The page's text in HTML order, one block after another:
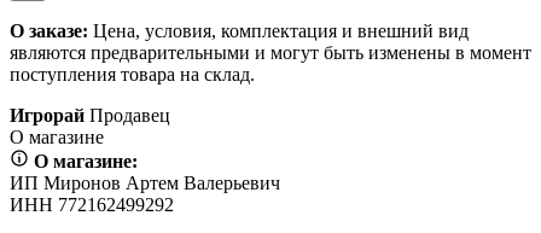
О заказе: Цена, условия, комплектация и внешний вид
являются предварительными и могут быть изменены в момент
поступления товара на склад.
Игрорай Продавец
О магазине
О магазине:
ИП Миронов Артем Валерьевич
ИНН 772162499292